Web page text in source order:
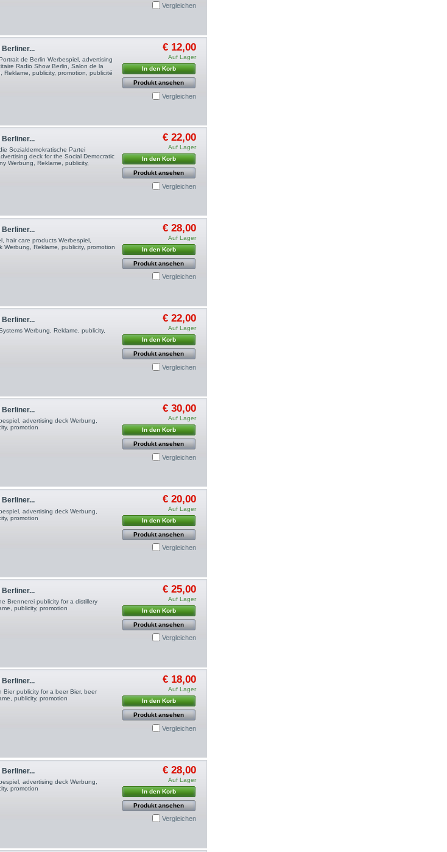
Vergleichen
de Berlin Werbespiel, advertising
Radio Show Berlin, Salon de la
Reklame, publicity, promotion, publicité
€ 12,00
Auf Lager
In den Korb
Produkt ansehen
Vergleichen
Sozialdemokratische Partei
deck for the Social Democratic
Werbung, Reklame, publicity,
€ 22,00
Auf Lager
In den Korb
Produkt ansehen
Vergleichen
hair care products Werbespiel,
Werbung, Reklame, publicity, promotion
€ 28,00
Auf Lager
In den Korb
Produkt ansehen
Vergleichen
Werbung, Reklame, publicity,
€ 22,00
Auf Lager
In den Korb
Produkt ansehen
Vergleichen
advertising deck Werbung,
promotion
€ 30,00
Auf Lager
In den Korb
Produkt ansehen
Vergleichen
advertising deck Werbung,
promotion
€ 20,00
Auf Lager
In den Korb
Produkt ansehen
Vergleichen
Brennerei publicity for a distillery
publicity, promotion
€ 25,00
Auf Lager
In den Korb
Produkt ansehen
Vergleichen
Bier publicity for a beer Bier, beer
publicity, promotion
€ 18,00
Auf Lager
In den Korb
Produkt ansehen
Vergleichen
advertising deck Werbung,
promotion
€ 28,00
Auf Lager
In den Korb
Produkt ansehen
Vergleichen